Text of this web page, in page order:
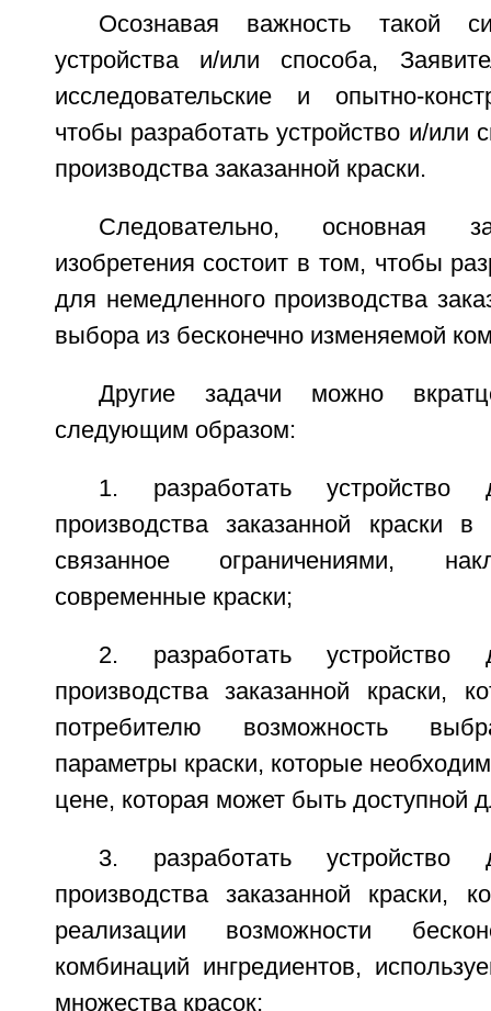
Осознавая важность такой
устройства и/или способа,
исследовательские и опытно-
чтобы разработать устройство и/или
производства заказанной краски.
Следовательно, основная
изобретения состоит в том, чтобы
для немедленного производства
выбора из бесконечно изменяемой
Другие задачи можно
следующим образом:
1. разработать устройство
производства заказанной краски
связанное ограничениями,
современные краски;
2. разработать устройство
производства заказанной краски,
потребителю возможность
параметры краски, которые
цене, которая может быть доступной
3. разработать устройство
производства заказанной краски,
реализации возможности
комбинаций ингредиентов,
множества красок;